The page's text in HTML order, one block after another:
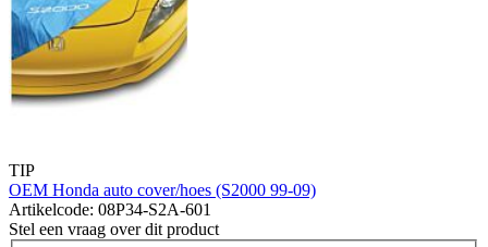
TIP
OEM Honda auto cover/hoes (S2000 99-09)
Artikelcode: 08P34-S2A-601
Stel een vraag over dit product